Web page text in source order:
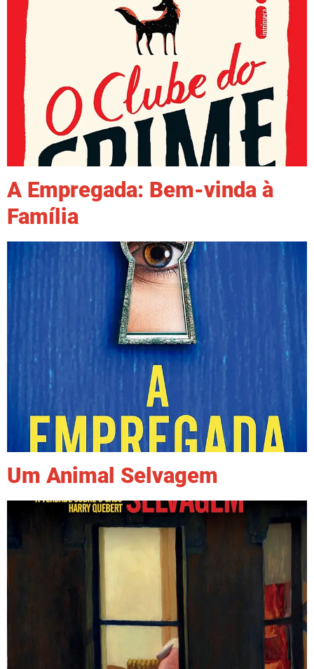
A Empregada: Bem-vinda à
Família
Um Animal Selvagem